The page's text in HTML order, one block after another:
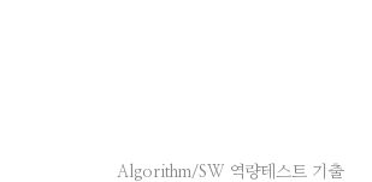
Algorithm/SW 역량테스트 기출